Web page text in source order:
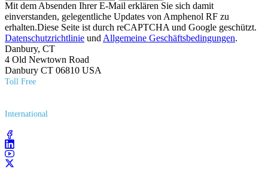
Mit dem Absenden Ihrer E-Mail erklären Sie sich damit
einverstanden, gelegentliche Updates von Amphenol RF zu
erhalten.Diese Seite ist durch reCAPTCHA und Google geschützt.
Datenschutzrichtlinie und Allgemeine Geschäftsbedingungen.
Danbury, CT
4 Old Newtown Road
Danbury CT 06810 USA
Toll Free
International